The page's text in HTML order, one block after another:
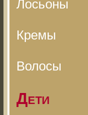
Лосьоны
Кремы
Волосы
Дети